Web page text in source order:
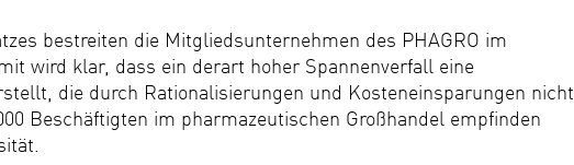
bestreiten die Mitgliedsunternehmen des PHAGRO im
wird klar, dass ein derart hoher Spannenverfall eine
die durch Rationalisierungen und Kosteneinsparungen nicht
Beschäftigten im pharmazeutischen Großhandel empfinden